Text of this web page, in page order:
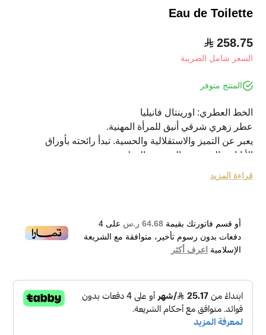
Eau de Toilette
258.75
السعر شامل الضريبة
المنتج متوفر
الخط العطري: اورينتال فانيليا
عطر زهري شرقي أنيق للمرأة المهنية.
يعبر عن التميز والاستقلالية والحسية. تبدأ رائحته بأوراق
الأناناس المنعشة واليوسفي العطر.
ممزوج بفورة لاذعة من نبات بخور مريم والأوركيد والفانيليا
والبتشول وخشب الصندل.
قراءة المزيد
أو قسم فاتورتك بقيمة 64.68 ر.س على 4
دفعات بدون رسوم تأخير، متوافقة مع الشريعة
الإسلامية اعرف أكثر